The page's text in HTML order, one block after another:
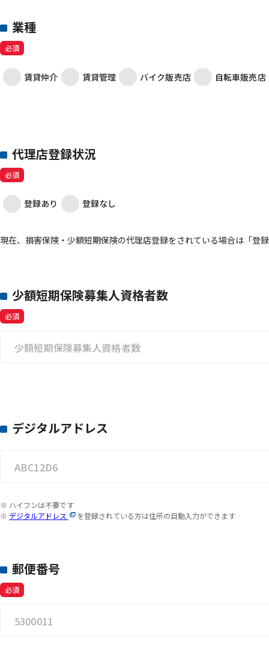
業種
必須
賃貸仲介 賃貸管理 バイク販売店 自転車販売店
代理店登録状況
必須
登録あり 登録なし
現在、損害保険・少額短期保険の代理店登録をされている場合は「登
少額短期保険募集人資格者数
必須
デジタルアドレス
※ ハイフンは不要です
※ デジタルアドレス を登録されている方は住所の自動入力ができます
郵便番号
必須